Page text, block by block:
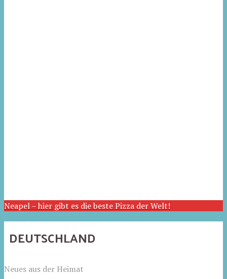
Neapel – hier gibt es die beste Pizza der Welt!
DEUTSCHLAND
Neues aus der Heimat